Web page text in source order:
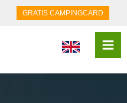
GRATIS CAMPINGCARD